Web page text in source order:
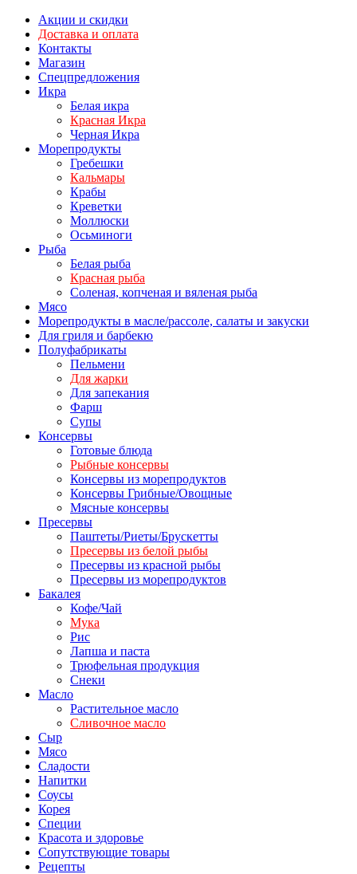
Акции и скидки
Доставка и оплата
Контакты
Магазин
Спецпредложения
Икра
Белая икра
Красная Икра
Черная Икра
Морепродукты
Гребешки
Кальмары
Крабы
Креветки
Моллюски
Осьминоги
Рыба
Белая рыба
Красная рыба
Соленая, копченая и вяленая рыба
Мясо
Морепродукты в масле/рассоле, салаты и закуски
Для гриля и барбекю
Полуфабрикаты
Пельмени
Для жарки
Для запекания
Фарш
Супы
Консервы
Готовые блюда
Рыбные консервы
Консервы из морепродуктов
Консервы Грибные/Овощные
Мясные консервы
Пресервы
Паштеты/Риеты/Брускетты
Пресервы из белой рыбы
Пресервы из красной рыбы
Пресервы из морепродуктов
Бакалея
Кофе/Чай
Мука
Рис
Лапша и паста
Трюфельная продукция
Снеки
Масло
Растительное масло
Сливочное масло
Сыр
Мясо
Сладости
Напитки
Соусы
Корея
Специи
Красота и здоровье
Сопутствующие товары
Рецепты